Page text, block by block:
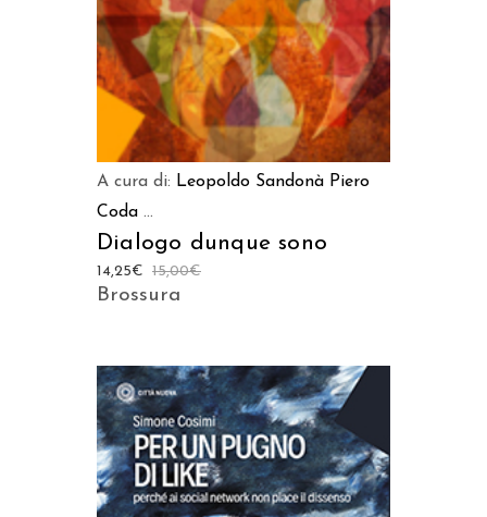
A cura di: Leopoldo Sandonà Piero
Coda ...
Dialogo dunque sono
15,00€
14,25€
Brossura